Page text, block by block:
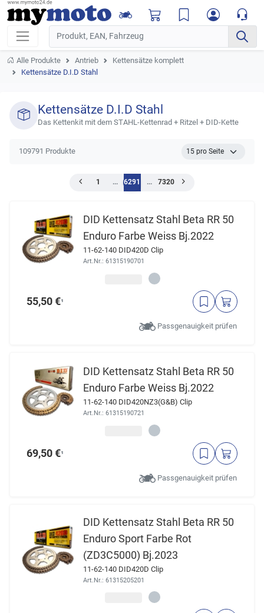
Alle Produkte Antrieb
Kettensätze komplett
Kettensätze D.I.D Stahl
Kettensätze D.I.D Stahl
Das Kettenkit mit dem STAHL-Kettenrad + Ritzel + DID-Kette
109791 Produkte
1 ... 6291 ... 7320
DID Kettensatz Stahl Beta RR 50
Enduro Farbe Weiss Bj.2022
11-62-140 DID420D Clip
Art.Nr.: 61315190701
55,50 €¹
Passgenauigkeit prüfen
DID Kettensatz Stahl Beta RR 50
Enduro Farbe Weiss Bj.2022
11-62-140 DID420NZ3(G&B) Clip
Art.Nr.: 61315190721
69,50 €¹
Passgenauigkeit prüfen
DID Kettensatz Stahl Beta RR 50
Enduro Sport Farbe Rot
(ZD3C5000) Bj.2023
11-62-140 DID420D Clip
Art.Nr.: 61315205201